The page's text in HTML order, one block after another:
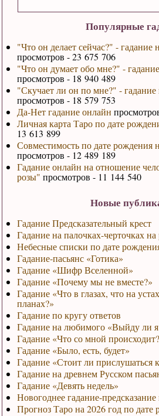
Популярные
"Что он делает сейчас?" -
просмотров - 23 675 706
"Что он думает обо мне?" -
просмотров - 18 940 489
"Скучает ли он по мне?" -
просмотров - 18 579 753
Да-Нет гадание онлайн
Личная карта Таро по дате
13 613 899
Совместимость по дате рождения
просмотров - 12 489 189
Гадание онлайн на отношение
розы" просмотров - 11 144 540
Новые
Гадание Предсказательный крест
Гадание на палочках-черточках
Небесные списки по дате
Гадание-пасьянс «Готика»
Гадание «Шифр Вселенной»
Гадание «Почему мы не вместе?»
Гадание «Что в глазах, что на
планах?»
Гадание по кругу ответов
Гадание на любимого «Выйду ли я
Гадание «Что со мной
Гадание «Было, есть, будет»
Гадание «Стоит ли прислушаться
Гадание на древнем Русском
Гадание «Девять недель»
Новогоднее гадание-
Прогноз Таро на 2026 год по дате